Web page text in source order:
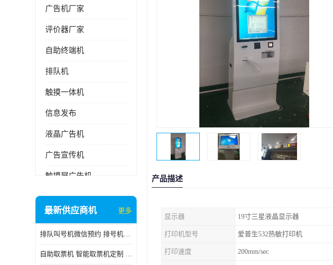
广告机厂家
评价器厂家
自助终端机
排队机
触摸一体机
信息发布
液晶广告机
广告宣传机
触摸屏广告机
液晶显示器
电子白板
自助服务终端
最新供应商机 更多
排队叫号机微信预约 排号机诊所 行政大厅营业厅取号机
自助取票机 智能取票机定制 款式多样
产品描述
显示器 19寸三星液晶显示器
打印机型号 爱普生532热敏打印机
打印速度 200mm/sec